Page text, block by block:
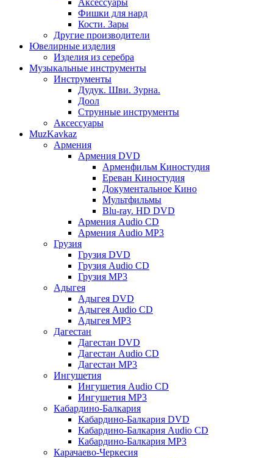
Аксессуары
Фишки для нард
Кости. Зары
Другие производители
Ювелирные изделия
Изделия из серебра
Музыкальные инструменты
Инструменты
Дудук. Шви. Зурна.
Доол
Струнные инструменты
Аксессуары
MuzKavkaz
Армения
Армения DVD
Арменфильм Киностудия
Ереван Киностудия
Документальное Кино
Мультфильмы
Blu-ray. HD DVD
Армения Audio CD
Армения Audio MP3
Грузия
Грузия DVD
Грузия Audio CD
Грузия MP3
Адыгея
Адыгея DVD
Адыгея Audio CD
Адыгея MP3
Дагестан
Дагестан DVD
Дагестан Audio CD
Дагестан MP3
Ингушетия
Ингушетия Audio CD
Ингушетия MP3
Кабардино-Балкария
Кабардино-Балкария DVD
Кабардино-Балкария Audio CD
Кабардино-Балкария MP3
Карачаево-Черкесия